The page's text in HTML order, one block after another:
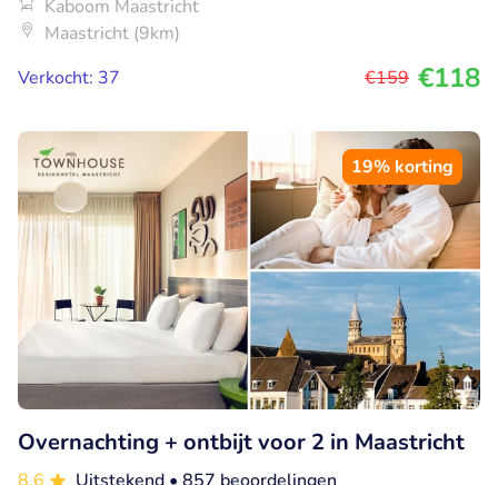
Kaboom Maastricht
Maastricht (9km)
Verkocht: 37
€159 €118
19% korting
Overnachting + ontbijt voor 2 in Maastricht